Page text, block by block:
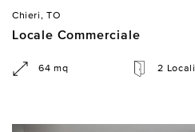
Chieri, TO
Locale Commerciale
64 mq 2 Locali